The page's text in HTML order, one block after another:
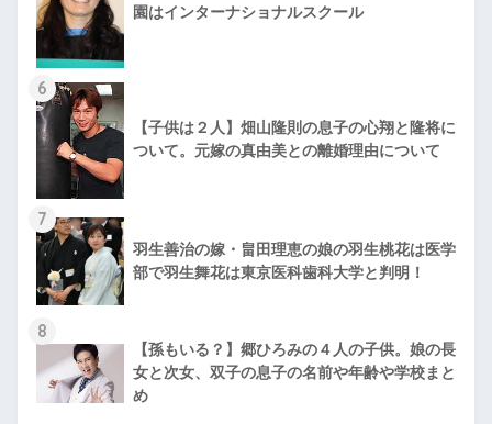
園はインターナショナルスクール
6
【子供は２人】畑山隆則の息子の心翔と隆将に
ついて。元嫁の真由美との離婚理由について
7
羽生善治の嫁・畠田理恵の娘の羽生桃花は医学
部で羽生舞花は東京医科歯科大学と判明！
8
【孫もいる？】郷ひろみの４人の子供。娘の長
女と次女、双子の息子の名前や年齢や学校まと
め